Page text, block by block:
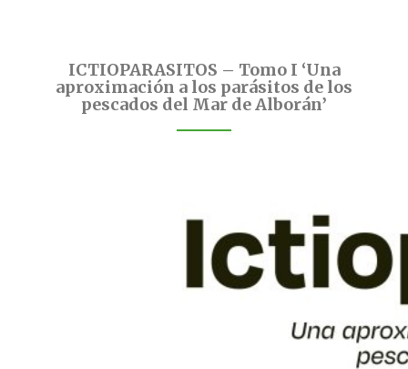
ICTIOPARASITOS – Tomo I ‘Una
aproximación a los parásitos de los
pescados del Mar de Alborán’